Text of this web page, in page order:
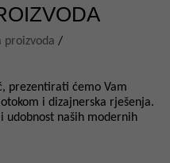
proizvoda /
prezentirati ćemo Vam
i dizajnerska rješenja.
udobnost naših modernih